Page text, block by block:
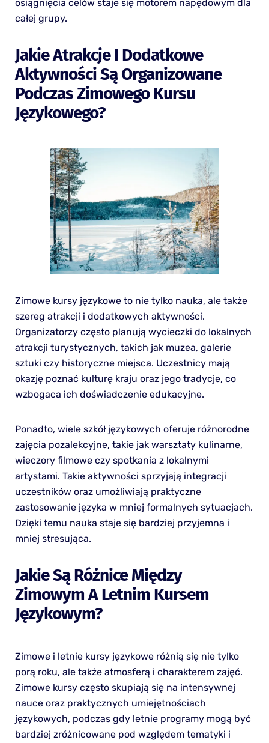
osiągnięcia celów staje się motorem napędowym dla
całej grupy.
Jakie Atrakcje I Dodatkowe
Aktywności Są Organizowane
Podczas Zimowego Kursu
Językowego?
Zimowe kursy językowe to nie tylko nauka, ale także
szereg atrakcji i dodatkowych aktywności.
Organizatorzy często planują wycieczki do lokalnych
atrakcji turystycznych, takich jak muzea, galerie
sztuki czy historyczne miejsca. Uczestnicy mają
okazję poznać kulturę kraju oraz jego tradycje, co
wzbogaca ich doświadczenie edukacyjne.
Ponadto, wiele szkół językowych oferuje różnorodne
zajęcia pozalekcyjne, takie jak warsztaty kulinarne,
wieczory filmowe czy spotkania z lokalnymi
artystami. Takie aktywności sprzyjają integracji
uczestników oraz umożliwiają praktyczne
zastosowanie języka w mniej formalnych sytuacjach.
Dzięki temu nauka staje się bardziej przyjemna i
mniej stresująca.
Jakie Są Różnice Między
Zimowym A Letnim Kursem
Językowym?
Zimowe i letnie kursy językowe różnią się nie tylko
porą roku, ale także atmosferą i charakterem zajęć.
Zimowe kursy często skupiają się na intensywnej
nauce oraz praktycznych umiejętnościach
językowych, podczas gdy letnie programy mogą być
bardziej zróżnicowane pod względem tematyki i